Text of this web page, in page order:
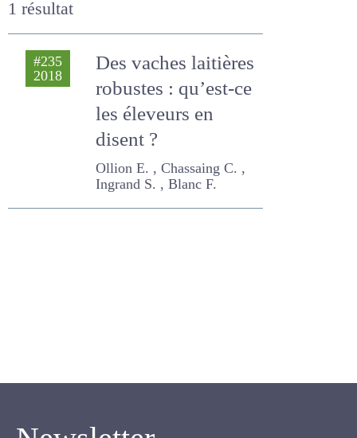
1 résultat
#235
Des vaches
laitières robustes :
qu’est-ce les
éleveurs en disent
?
Newsletter